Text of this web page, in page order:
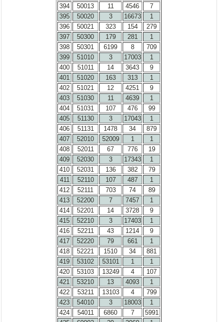
394
50013 11 4546
7
395
50020 3 16673
1
396
50021 323 154
279
397
50300 179 281
1
398
50301 6199 8
709
399
51010 3 17003
1
400
51011 14 3643
9
401
51020 163 313
1
402
51021 12 4251
9
403
51030 11 4639
1
404
51031 107 476
99
405
51130 3 17043
1
406
51131 1478 34
879
407
52010 52009 1
1
408
52011 67 776
19
409
52030 3 17343
1
410
52031 136 382
79
411
52110 107 487
1
412
52111 703 74
89
413
52200 7 7457
1
414
52201 14 3728
9
415
52210 3 17403
1
416
52211 43 1214
9
417
52220 79 661
1
418
52221 1510 34
881
419
53102 53101 1
1
420
53103 13249 4
107
421
53210 13 4093
1
422
53211 13103 4
799
423
54010 3 18003
1
424
54011 6860 7
5991